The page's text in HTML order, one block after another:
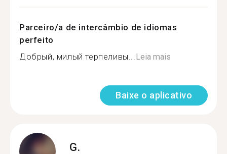
Parceiro/a de intercâmbio de idiomas
perfeito
Добрый, милый терпеливы... Leia mais
Baixe o aplicativo
G.